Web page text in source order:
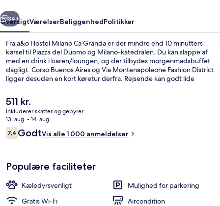
Næste
34+
OversigtVærelserBeliggenhedPolitikker
Fra a&o Hostel Milano Ca Granda er der mindre end 10 minutters
kørsel til Piazza del Duomo og Milano-katedralen. Du kan slappe af
med en drink i baren/loungen, og der tilbydes morgenmadsbuffet
dagligt. Corso Buenos Aires og Via Montenapoleone Fashion District
ligger desuden en kort køretur derfra. Rejsende kan godt lide
kort gåtur fra offentlig transport: Viale Ca' Granda - Viale Suzzani
Station er få skridt derfra og Viale Ca' Granda - Via Valfurva Station
ligger 4 minutter væk.
Den
nuværende
pris
er
511 kr.
511 kr.
inkluderer skatter og gebyrer
13. aug. - 14. aug.
Anmeldelser
7,47,4 ud af 10.
GodtVis alle 1.000 anmeldelser
Populære faciliteter
Kæledyrsvenligt
Mulighed for parkering
Gratis Wi-Fi
Aircondition